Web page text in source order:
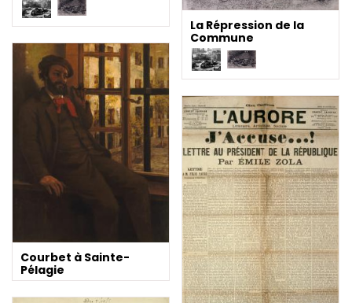
La Répression de la
Commune
Courbet à Sainte-
Pélagie